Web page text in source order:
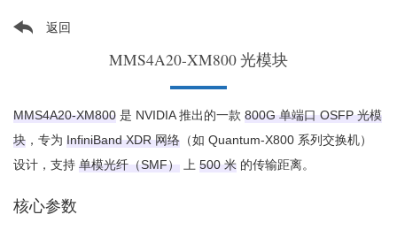
返回
MMS4A20-XM800 光模块
MMS4A20-XM800 ‌ 是 NVIDIA 推出的一款 ‌ 800G 单端口 OSFP 光模
块 ‌，专为 ‌ InfiniBand XDR 网络 ‌（如 Quantum-X800 系列交换机）
设计，支持 ‌ 单模光纤（SMF） ‌ 上 ‌ 500 米 ‌ 的传输距离。
核心参数